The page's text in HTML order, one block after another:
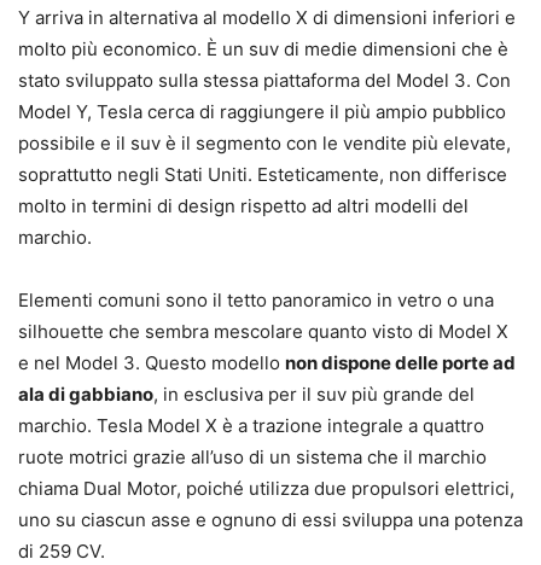
Y arriva in alternativa al modello X di dimensioni inferiori e
molto più economico. È un suv di medie dimensioni che è
stato sviluppato sulla stessa piattaforma del Model 3. Con
Model Y, Tesla cerca di raggiungere il più ampio pubblico
possibile e il suv è il segmento con le vendite più elevate,
soprattutto negli Stati Uniti. Esteticamente, non differisce
molto in termini di design rispetto ad altri modelli del
marchio.
Elementi comuni sono il tetto panoramico in vetro o una
silhouette che sembra mescolare quanto visto di Model X
e nel Model 3. Questo modello non dispone delle porte ad
ala di gabbiano, in esclusiva per il suv più grande del
marchio. Tesla Model X è a trazione integrale a quattro
ruote motrici grazie all’uso di un sistema che il marchio
chiama Dual Motor, poiché utilizza due propulsori elettrici,
uno su ciascun asse e ognuno di essi sviluppa una potenza
di 259 CV.